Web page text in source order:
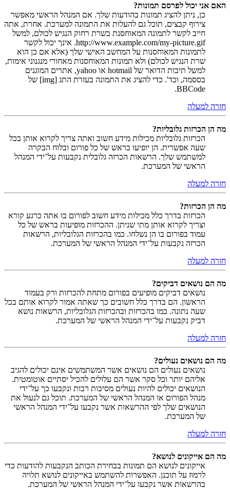
האם אני יכול לפרסם תמונות?
כן, ניתן להציג תמונות בהודעות שלך. אם המנהל הראשי מאפשר
צירוף קבצים, תוכל גם להעלות את התמונה למערכת. אחרת, אתה
חייב לקשר לתמונה המאוחסנת בשרת רחוק הנגיש לכולם, למשל
http://www.example.com/my-picture.gif. אינך יכול לקשר
לתמונות המאוחסנות על המחשב האישי שלך (אלא אם כן הוא
שרת הנגיש לכולם) ולא תמונות המאוחסנות מאחורי מנגנוני אימות,
למשל תיבות הדואר של hotmail או yahoo, אתרים המוגנים
בססמה, וכד'. כדי להציג את התמונה בעזרת התג [img] של
BBCode.
חזרה למעלה
מה הן הכרזות גלובליות?
הכרזות גלובליות מכילות מידע חשוב ואתה צריך לקרוא אותן בכל
שעה אפשרית. הן יופיעו בראש של כל פורום ובלוח הבקרה
למשתמש שלך. הרשאות הכרזה גלובלית נקבעות על־ידי המנהל
הראשי של המערכת.
חזרה למעלה
מה הן הכרזות?
הכרזות בדרך כלל מכילות מידע חשוב לפורום בו אתה כרגע קורא
וצריך לקרוא אותן מתי שניתן. ההכרזות מופיעות בראש של כל
עמוד בפורום בו הן נשלחו. כמו בהכרזות הגלובליות, הרשאות
הכרזה נקבעות על־ידי המנהל הראשי של המערכת.
חזרה למעלה
מה הם נושאים דביקים?
נושאים דביקים מופיעים בפורום מתחת להכרזות ורק בעמוד
הראשון. הם בדרך כלל חשובים כך שאתה אמור לקרוא אותם בכל
שעה נתונה. כמו בהכרזות ובהכרזות הגלובליות, הרשאות נושא
דביק נקבעות על־ידי המנהל הראשי של המערכת.
חזרה למעלה
מה הם נושאים נעולים?
נושאים נעולים הם נושאים אשר המשתמשים אינם יכולים להגיב
אליהם יותר וכל סקר אשר הם עלולים להכיל יסתיים אוטומטית.
הנושאים יכולים להיות נעולים מסיבות רבות ונקבעו כך על־ידי
מנהל הפורום או המנהל הראשי של המערכת. תוכל גם לנעול את
הנושאים שלך לפי ההרשאות אשר נקבעו על־ידי המנהל הראשי
של המערכת.
חזרה למעלה
מה הם אייקונים לנושא?
אייקונים לנושא הם תמונות בבחירת הכותב הנקבעות להודעות כדי
לרמוז על תוכנן. האפשרות להשתמש באייקונים לנושא תלויה
בהרשאות אשר נקבעו על־ידי המנהל הראשי של המערכת.